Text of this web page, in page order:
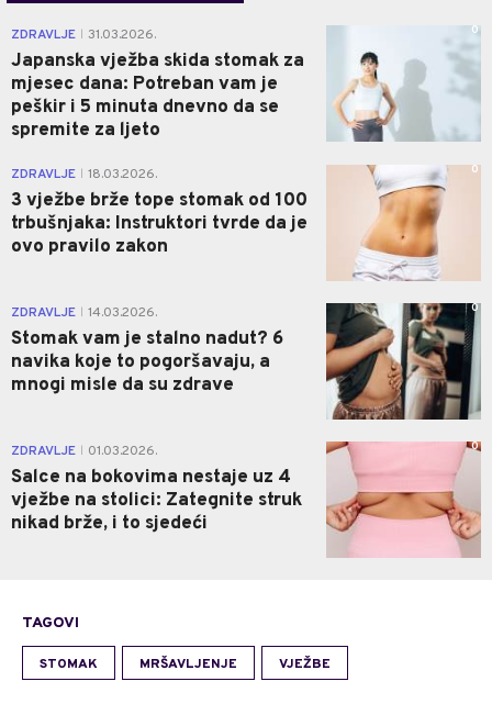
ZDRAVLJE 31.03.2026.
Japanska vježba skida stomak za
mjesec dana: Potreban vam je
peškir i 5 minuta dnevno da se
spremite za ljeto
0
ZDRAVLJE 18.03.2026.
3 vježbe brže tope stomak od 100
trbušnjaka: Instruktori tvrde da je
ovo pravilo zakon
0
ZDRAVLJE 14.03.2026.
Stomak vam je stalno nadut? 6
navika koje to pogoršavaju, a
mnogi misle da su zdrave
0
ZDRAVLJE 01.03.2026.
Salce na bokovima nestaje uz 4
vježbe na stolici: Zategnite struk
nikad brže, i to sjedeći
0
TAGOVI
STOMAK MRŠAVLJENJE VJEŽBE